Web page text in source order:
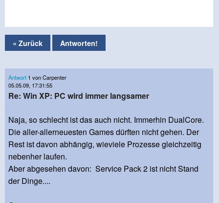
« Zurück Antworten!
Antwort 1 von Carpenter
05.05.09, 17:31:55
Re: Win XP: PC wird immer langsamer
Naja, so schlecht ist das auch nicht. Immerhin DualCore.
Die aller-allerneuesten Games dürften nicht gehen. Der
Rest ist davon abhängig, wieviele Prozesse gleichzeitig
nebenher laufen.
Aber abgesehen davon: Service Pack 2 ist nicht Stand
der Dinge....